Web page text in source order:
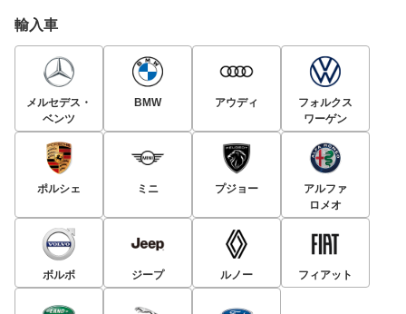
輸入車
メルセデス・
ベンツ
BMW アウディ
フォルクス
ワーゲン
ポルシェ ミニ プジョー
アルファ
ロメオ
ボルボ ジープ ルノー フィアット